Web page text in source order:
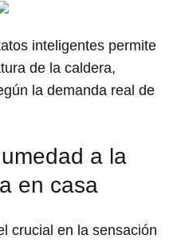
inteligentes permite
de la caldera,
la demanda real de
a la
en casa
crucial en la sensación